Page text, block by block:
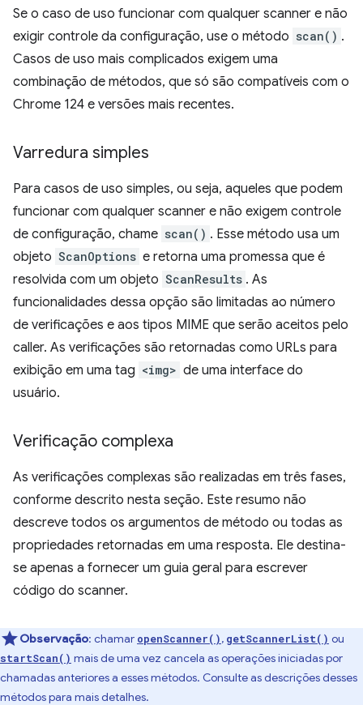
Se o caso de uso funcionar com qualquer scanner e não
exigir controle da configuração, use o método scan() .
Casos de uso mais complicados exigem uma
combinação de métodos, que só são compatíveis com o
Chrome 124 e versões mais recentes.
Varredura simples
Para casos de uso simples, ou seja, aqueles que podem
funcionar com qualquer scanner e não exigem controle
de configuração, chame scan() . Esse método usa um
objeto ScanOptions e retorna uma promessa que é
resolvida com um objeto ScanResults . As
funcionalidades dessa opção são limitadas ao número
de verificações e aos tipos MIME que serão aceitos pelo
caller. As verificações são retornadas como URLs para
exibição em uma tag <img> de uma interface do
usuário.
Verificação complexa
As verificações complexas são realizadas em três fases,
conforme descrito nesta seção. Este resumo não
descreve todos os argumentos de método ou todas as
propriedades retornadas em uma resposta. Ele destina-
se apenas a fornecer um guia geral para escrever
código do scanner.
Observação: chamar openScanner(), getScannerList() ou
startScan() mais de uma vez cancela as operações iniciadas por
chamadas anteriores a esses métodos. Consulte as descrições desses
métodos para mais detalhes.